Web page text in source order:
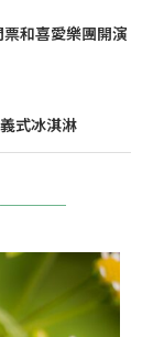
和喜愛樂團開演
式冰淇淋